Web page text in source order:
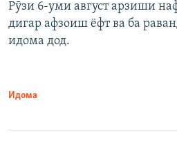
Рӯзи 6-уми август арзиши
дигар афзоиш ёфт ва ба
идома дод.
Идома